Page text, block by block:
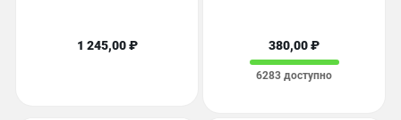
1 245,00 ₽ 380,00 ₽
6283 доступно